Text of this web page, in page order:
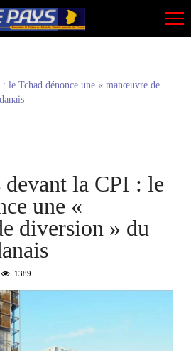
le Tchad dénonce une « manœuvre de
devant la CPI : le
une «
diversion » du
1389